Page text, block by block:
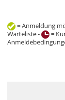
= Anmeldung
Warteliste -
=